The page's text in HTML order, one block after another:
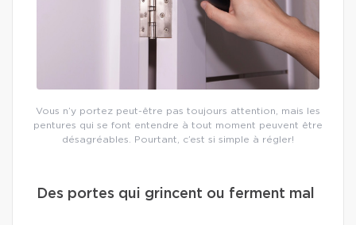
Vous n’y portez peut-être pas toujours attention, mais les
pentures qui se font entendre à tout moment peuvent être
désagréables. Pourtant, c’est si simple à régler!
Des portes qui grincent ou ferment mal